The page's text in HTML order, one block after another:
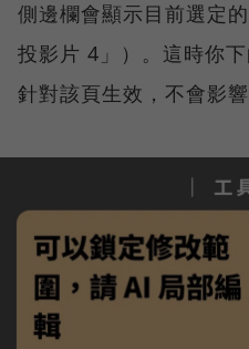
側邊欄會顯示目前選定
投影片 4」）。這時你
針對該頁生效，不會影響